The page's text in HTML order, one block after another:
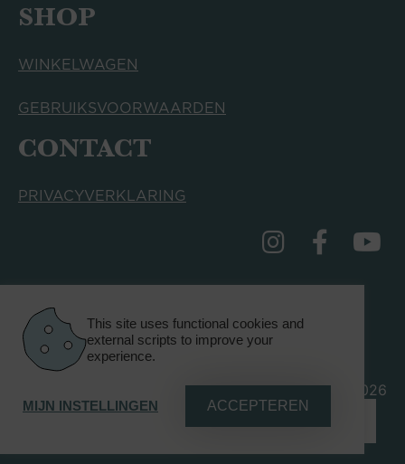
SHOP
WINKELWAGEN
GEBRUIKSVOORWAARDEN
CONTACT
PRIVACYVERKLARING
INFO@MASMANAGEMENT.NL
© GRACE&US 2026
This site uses functional cookies and
external scripts to improve your
experience.
MIJN INSTELLINGEN ACCEPTEREN